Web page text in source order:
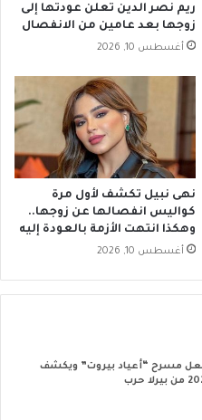
ريم نصر الدين تعلن عودتها إلى
زوجها بعد عامين من الانفصال
أغسطس 10, 2026
نهى نبيل تكشف لأول مرة
كواليس انفصالها عن زوجها..
وهكذا انتهت الأزمة بالعودة إليه
أغسطس 10, 2026
مسرح “أعياد بيروت” ويكشف